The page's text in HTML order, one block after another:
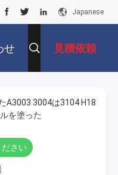
Japanese
せ 見積依頼
A3003 3004は3104 H18
を塗った
さい